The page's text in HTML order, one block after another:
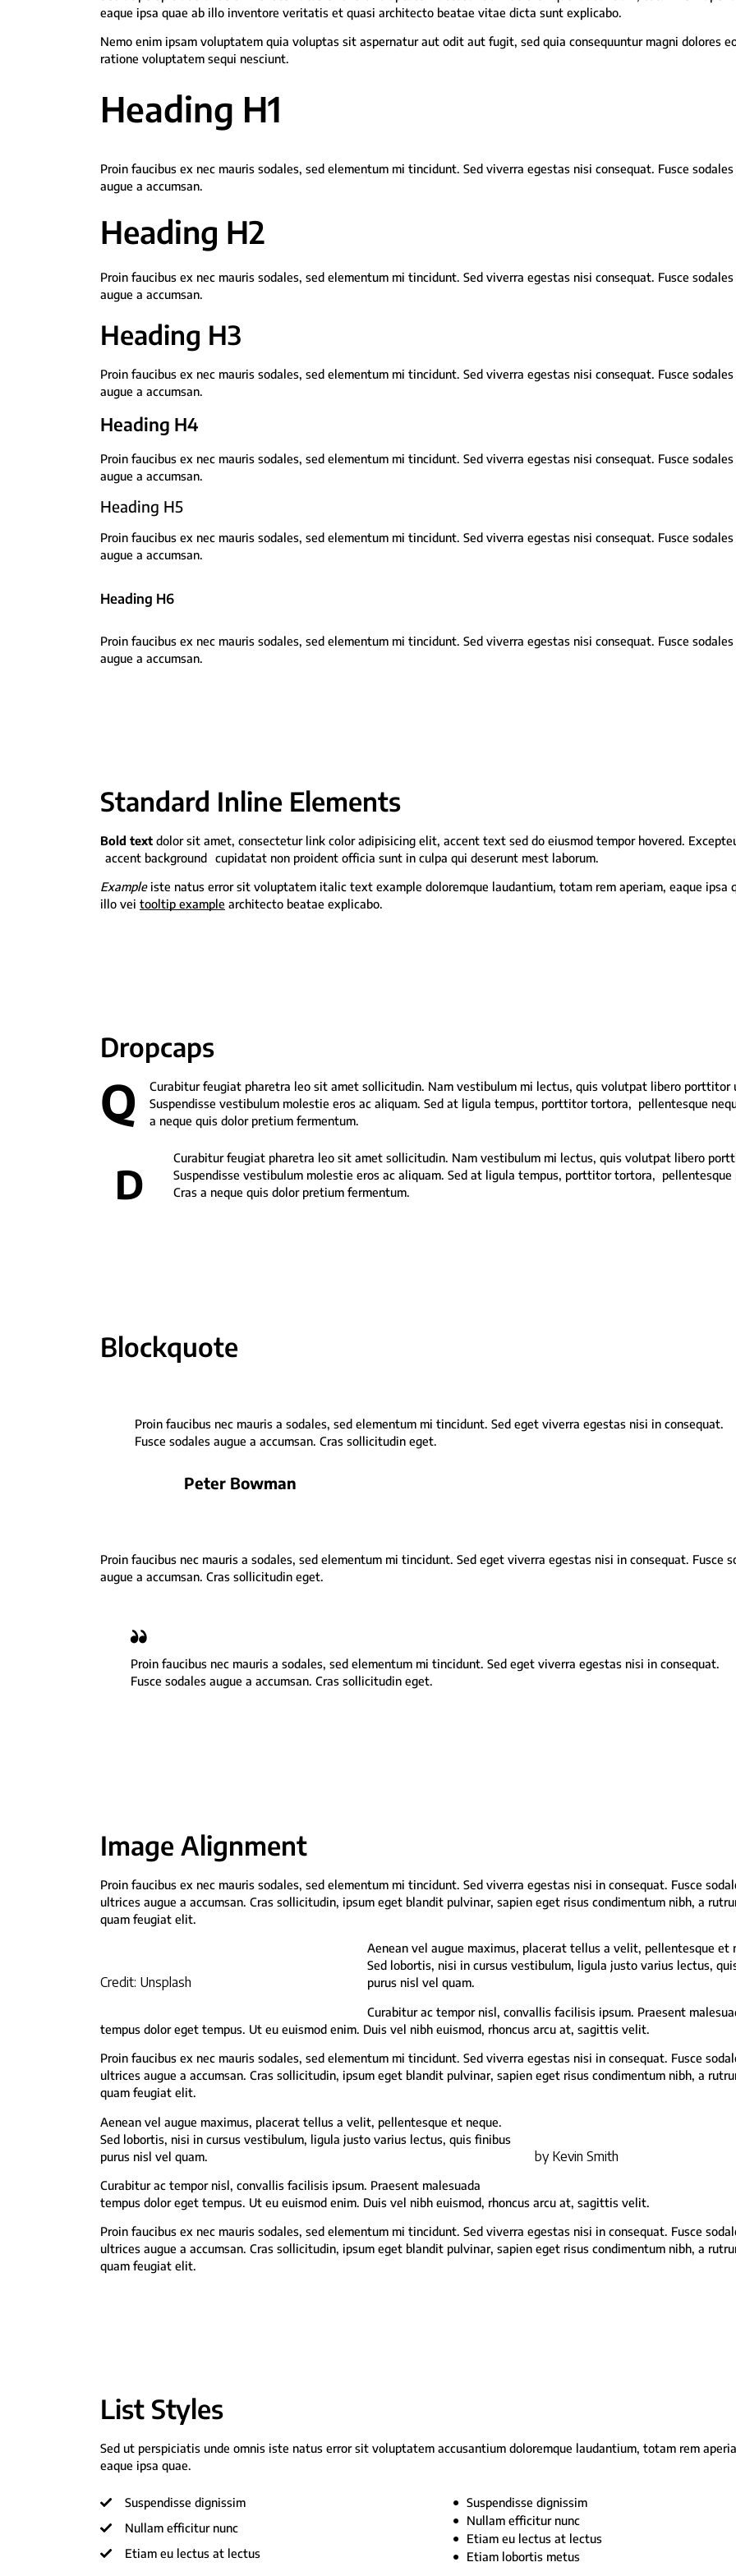
eaque ipsa quae ab illo inventore veritatis et quasi architecto beatae vitae dicta sunt explicabo.
Nemo enim ipsam voluptatem quia voluptas sit aspernatur aut odit aut fugit, sed quia consequuntur magni dolores
ratione voluptatem sequi nesciunt.
Heading H1
Proin faucibus ex nec mauris sodales, sed elementum mi tincidunt. Sed viverra egestas nisi consequat. Fusce
augue a accumsan.
Heading H2
Proin faucibus ex nec mauris sodales, sed elementum mi tincidunt. Sed viverra egestas nisi consequat. Fusce
augue a accumsan.
Heading H3
Proin faucibus ex nec mauris sodales, sed elementum mi tincidunt. Sed viverra egestas nisi consequat. Fusce
augue a accumsan.
Heading H4
Proin faucibus ex nec mauris sodales, sed elementum mi tincidunt. Sed viverra egestas nisi consequat. Fusce
augue a accumsan.
Heading H5
Proin faucibus ex nec mauris sodales, sed elementum mi tincidunt. Sed viverra egestas nisi consequat. Fusce
augue a accumsan.
Heading H6
Proin faucibus ex nec mauris sodales, sed elementum mi tincidunt. Sed viverra egestas nisi consequat. Fusce
augue a accumsan.
Standard Inline Elements
Bold text dolor sit amet, consectetur link coloradipisicing elit, accent text sed do eiusmod tempor hovered.
accent background cupidatat non proident officia sunt in culpa qui deserunt mest laborum.
Exampleiste natus error sit voluptatem italic text example doloremque laudantium, totam rem aperiam, eaque ipsa
illo vei tooltip example architecto beatae explicabo.
Dropcaps
Q
Curabitur feugiat pharetra leo sit amet sollicitudin. Nam vestibulum mi lectus, quis volutpat libero porttitor
Suspendisse vestibulum molestie eros ac aliquam. Sed at ligula tempus, porttitor tortora, pellentesque
a neque quis dolor pretium fermentum.
D
Curabitur feugiat pharetra leo sit amet sollicitudin. Nam vestibulum mi lectus, quis volutpat libero
Suspendisse vestibulum molestie eros ac aliquam. Sed at ligula tempus, porttitor tortora, pellentesque
Cras a neque quis dolor pretium fermentum.
Blockquote
Proin faucibus nec mauris a sodales, sed elementum mi tincidunt. Sed eget viverra egestas nisi in consequat.
Fusce sodales augue a accumsan. Cras sollicitudin eget.
Peter Bowman
Proin faucibus nec mauris a sodales, sed elementum mi tincidunt. Sed eget viverra egestas nisi in consequat. Fusce
augue a accumsan. Cras sollicitudin eget.
Proin faucibus nec mauris a sodales, sed elementum mi tincidunt. Sed eget viverra egestas nisi in consequat.
Fusce sodales augue a accumsan. Cras sollicitudin eget.
Image Alignment
Proin faucibus ex nec mauris sodales, sed elementum mi tincidunt. Sed viverra egestas nisi in consequat. Fusce
ultrices augue a accumsan. Cras sollicitudin, ipsum eget blandit pulvinar, sapien eget risus condimentum nibh, a
quam feugiat elit.
Credit: Unsplash
Aenean vel augue maximus, placerat tellus a velit, pellentesque et
Sed lobortis, nisi in cursus vestibulum, ligula justo varius lectus,
purus nisl vel quam.
Curabitur ac tempor nisl, convallis facilisis ipsum. Praesent
tempus dolor eget tempus. Ut eu euismod enim. Duis vel nibh euismod, rhoncus arcu at, sagittis velit.
Proin faucibus ex nec mauris sodales, sed elementum mi tincidunt. Sed viverra egestas nisi in consequat. Fusce
ultrices augue a accumsan. Cras sollicitudin, ipsum eget blandit pulvinar, sapien eget risus condimentum nibh, a
quam feugiat elit.
by Kevin Smith
Aenean vel augue maximus, placerat tellus a velit, pellentesque et neque.
Sed lobortis, nisi in cursus vestibulum, ligula justo varius lectus, quis finibus
purus nisl vel quam.
Curabitur ac tempor nisl, convallis facilisis ipsum. Praesent malesuada
tempus dolor eget tempus. Ut eu euismod enim. Duis vel nibh euismod, rhoncus arcu at, sagittis velit.
Proin faucibus ex nec mauris sodales, sed elementum mi tincidunt. Sed viverra egestas nisi in consequat. Fusce
ultrices augue a accumsan. Cras sollicitudin, ipsum eget blandit pulvinar, sapien eget risus condimentum nibh, a
quam feugiat elit.
List Styles
Sed ut perspiciatis unde omnis iste natus error sit voluptatem accusantium doloremque laudantium, totam rem
eaque ipsa quae.
Suspendisse dignissim
Nullam efficitur nunc
Etiam eu lectus at lectus
Suspendisse dignissim
Nullam efficitur nunc
Etiam eu lectus at lectus
Etiam lobortis metus